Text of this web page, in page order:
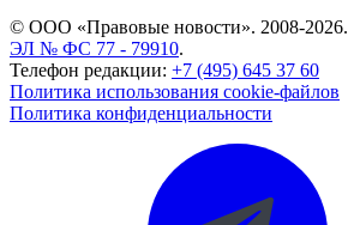
© ООО «Правовые новости». 2008-2026.
ЭЛ № ФС 77 - 79910.
Телефон редакции: +7 (495) 645 37 60
Политика использования cookie-файлов
Политика конфиденциальности